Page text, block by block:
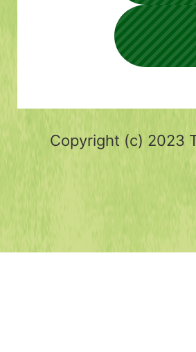
Copyright (c) 2023